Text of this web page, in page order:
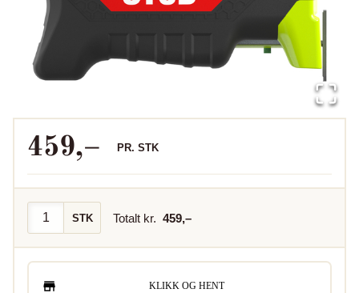
459,– PR. STK
STK Totalt kr. 459,–
KLIKK OG HENT